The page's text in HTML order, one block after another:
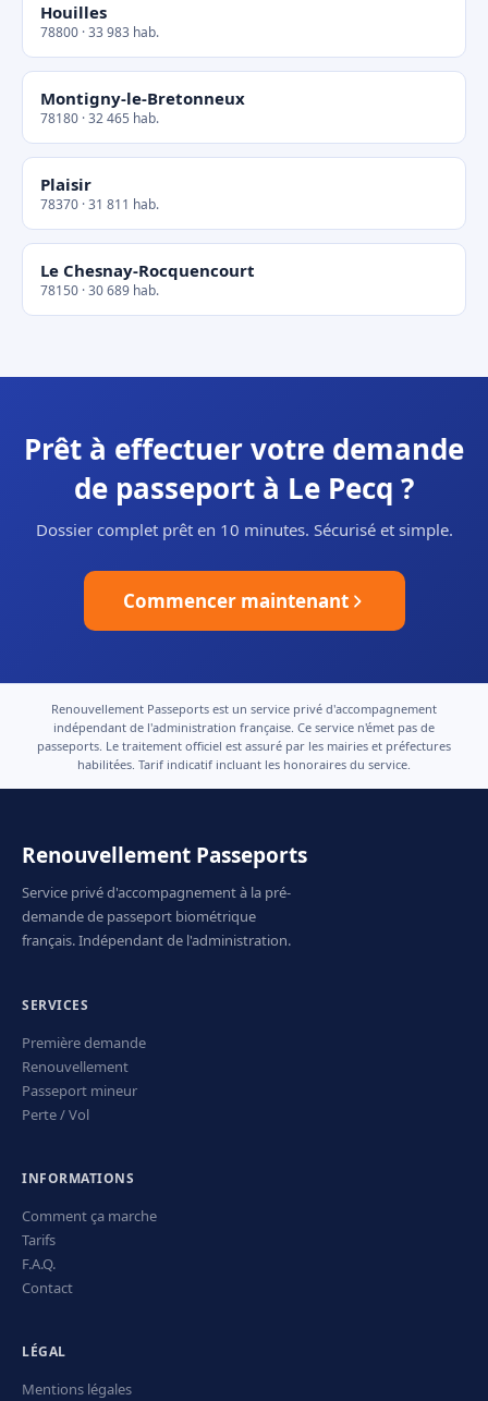
Houilles
78800 · 33 983 hab.
Montigny-le-Bretonneux
78180 · 32 465 hab.
Plaisir
78370 · 31 811 hab.
Le Chesnay-Rocquencourt
78150 · 30 689 hab.
Prêt à effectuer votre demande
de passeport à Le Pecq ?
Dossier complet prêt en 10 minutes. Sécurisé et simple.
Commencer maintenant
Renouvellement Passeports est un service privé d'accompagnement
indépendant de l'administration française. Ce service n'émet pas de
passeports. Le traitement officiel est assuré par les mairies et préfectures
habilitées. Tarif indicatif incluant les honoraires du service.
Renouvellement Passeports
Service privé d'accompagnement à la pré-
demande de passeport biométrique
français. Indépendant de l'administration.
SERVICES
Première demande
Renouvellement
Passeport mineur
Perte / Vol
INFORMATIONS
Comment ça marche
Tarifs
F.A.Q.
Contact
LÉGAL
Mentions légales